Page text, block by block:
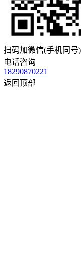
扫码加微信(手机同号)
电话咨询
18290870221
返回顶部